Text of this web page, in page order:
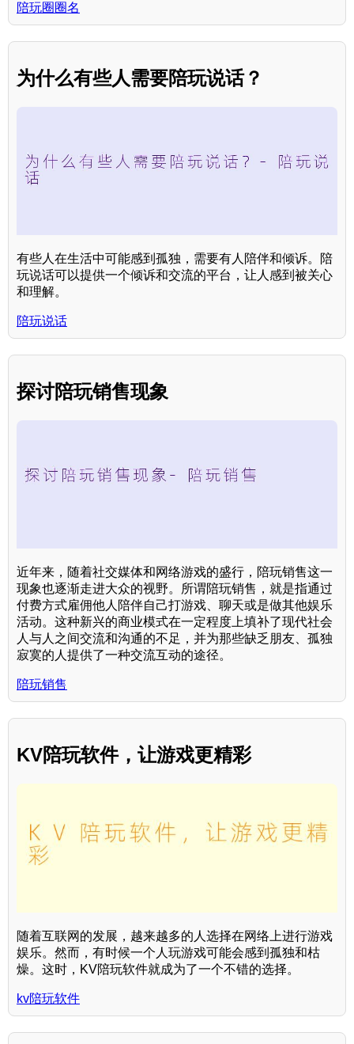
陪玩圈圈名
为什么有些人需要陪玩说话？
有些人在生活中可能感到孤独，需要有人陪伴和倾诉。陪
玩说话可以提供一个倾诉和交流的平台，让人感到被关心
和理解。
陪玩说话
探讨陪玩销售现象
近年来，随着社交媒体和网络游戏的盛行，陪玩销售这一
现象也逐渐走进大众的视野。所谓陪玩销售，就是指通过
付费方式雇佣他人陪伴自己打游戏、聊天或是做其他娱乐
活动。这种新兴的商业模式在一定程度上填补了现代社会
人与人之间交流和沟通的不足，并为那些缺乏朋友、孤独
寂寞的人提供了一种交流互动的途径。
陪玩销售
KV陪玩软件，让游戏更精彩
随着互联网的发展，越来越多的人选择在网络上进行游戏
娱乐。然而，有时候一个人玩游戏可能会感到孤独和枯
燥。这时，KV陪玩软件就成为了一个不错的选择。
kv陪玩软件